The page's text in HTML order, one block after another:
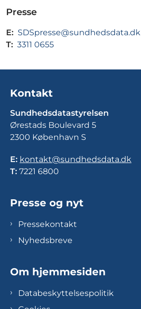
Presse
E: SDSpresse@sundhedsdata.dk
T: 3311 0655
Kontakt
Sundhedsdatastyrelsen
Ørestads Boulevard 5
2300 København S
E: kontakt@sundhedsdata.dk
T: 7221 6800
Presse og nyt
Pressekontakt
Nyhedsbreve
Om hjemmesiden
Databeskyttelsespolitik